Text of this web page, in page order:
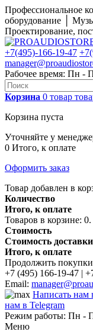
Профессиональное
оборудование │
Проектирование,
+7(495)-166-19-47
Рабочее время: Пн -
Корзина 0 товар
Корзина пуста
Уточняйте у
0 Итого, к оплате
Оформить заказ
Товар добавлен в
Количество
Итого, к оплате
Товаров в корзине: 0.
Стоимость
Стоимость доставки
Итого, к оплате
Продолжить покупки
+7 (495) 166-19-47 |
Email:
Написать нам
нам в Telegram
Режим работы: Пн -
Меню